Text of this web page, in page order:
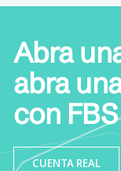
Abra
abra
con FBS
CUENTA REAL